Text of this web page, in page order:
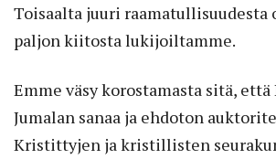
Toisaalta juuri raamatullisuudesta
paljon kiitosta lukijoiltamme.
Emme väsy korostamasta sitä, että
Jumalan sanaa ja ehdoton
Kristittyjen ja kristillisten